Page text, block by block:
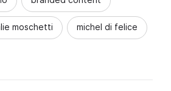
moschetti michel di felice